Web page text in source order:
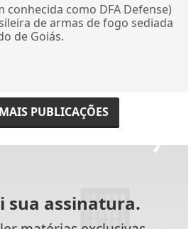
conhecida como DFA Defense)
de armas de fogo sediada
de Goiás.
PUBLICAÇÕES
sua assinatura.